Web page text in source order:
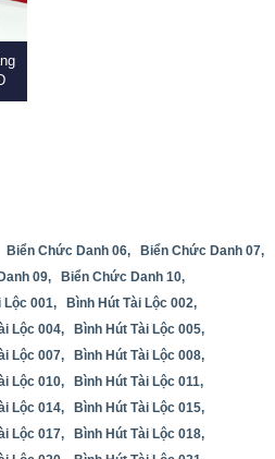
Biển Chức Danh 06,
Biển Chức Danh 07,
09,
Biển Chức Danh 10,
Lộc 001,
Bình Hút Tài Lộc 002,
Lộc 004,
Bình Hút Tài Lộc 005,
Lộc 007,
Bình Hút Tài Lộc 008,
Lộc 010,
Bình Hút Tài Lộc 011,
Lộc 014,
Bình Hút Tài Lộc 015,
Lộc 017,
Bình Hút Tài Lộc 018,